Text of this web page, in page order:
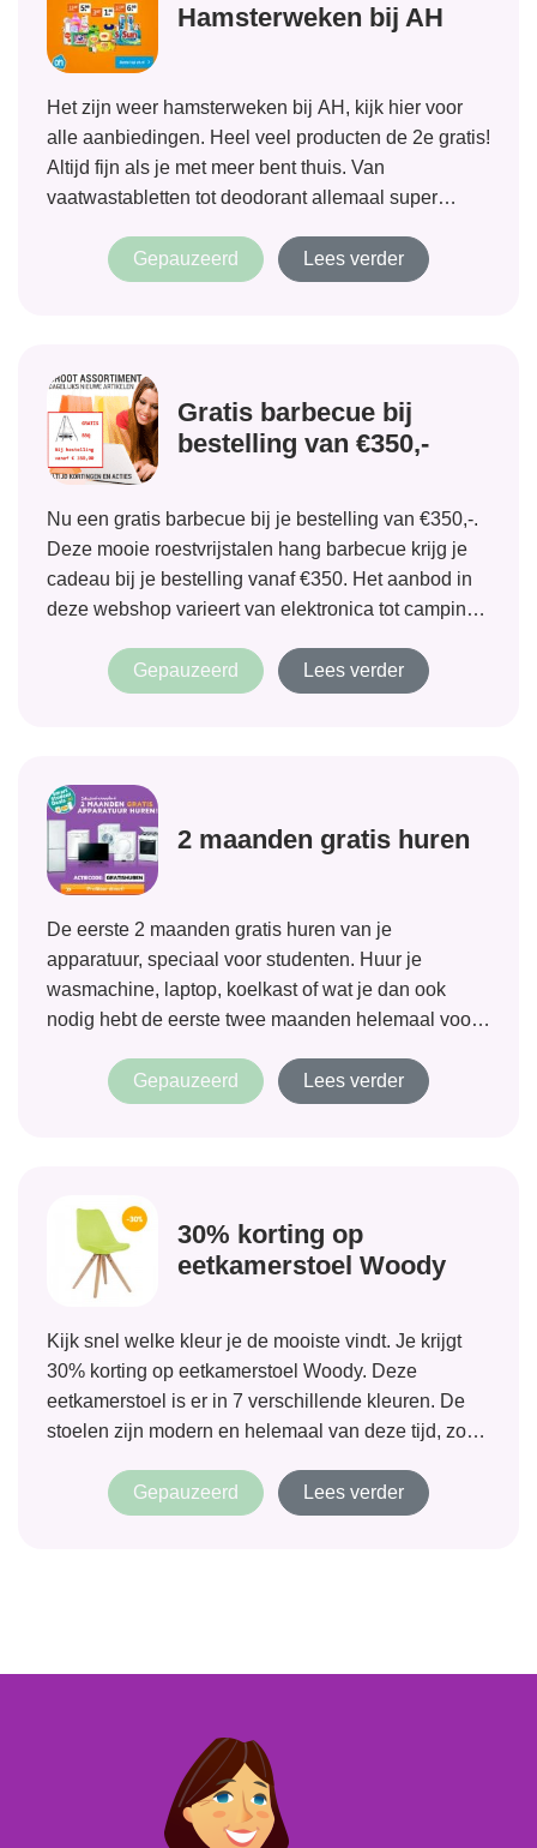
Hamsterweken bij AH
Het zijn weer hamsterweken bij AH, kijk hier voor
alle aanbiedingen. Heel veel producten de 2e gratis!
Altijd fijn als je met meer bent thuis. Van
vaatwastabletten tot deodorant allemaal super
Gepauzeerd
Lees verder
Gratis barbecue bij
bestelling van €350,-
Nu een gratis barbecue bij je bestelling van €350,-.
Deze mooie roestvrijstalen hang barbecue krijg je
cadeau bij je bestelling vanaf €350. Het aanbod in
deze webshop varieert van elektronica tot camping
artikelen bij!Gepauzeerd Lees verder
2 maanden gratis huren
De eerste 2 maanden gratis huren van je
apparatuur, speciaal voor studenten. Huur je
wasmachine, laptop, koelkast of wat je dan ook
nodig hebt de eerste twee maanden helemaal voor
nieuwe, of heeft je laptop het...
Gepauzeerd Lees verder
30% korting op
eetkamerstoel Woody
Kijk snel welke kleur je de mooiste vindt. Je krijgt
30% korting op eetkamerstoel Woody. Deze
eetkamerstoel is er in 7 verschillende kleuren. De
stoelen zijn modern en helemaal van deze tijd, zo
kleuren rond je eettafel. Betaalbaar...
Gepauzeerd Lees verder